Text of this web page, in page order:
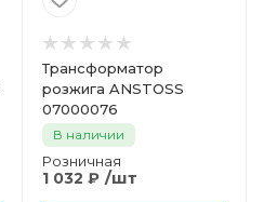
Трансформатор
розжига ANSTOSS
07000076
В наличии
Розничная
1 032 ₽ /шт